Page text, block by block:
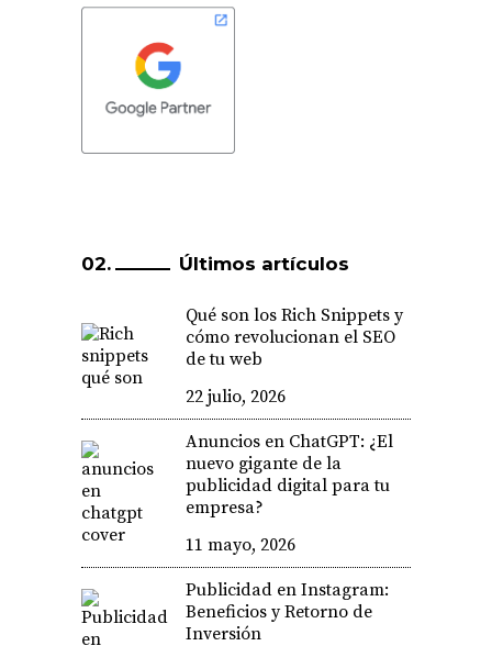
Últimos artículos
Qué son los Rich Snippets y
cómo revolucionan el SEO
de tu web
22 julio, 2026
Anuncios en ChatGPT: ¿El
nuevo gigante de la
publicidad digital para tu
empresa?
11 mayo, 2026
Publicidad en Instagram:
Beneficios y Retorno de
Inversión